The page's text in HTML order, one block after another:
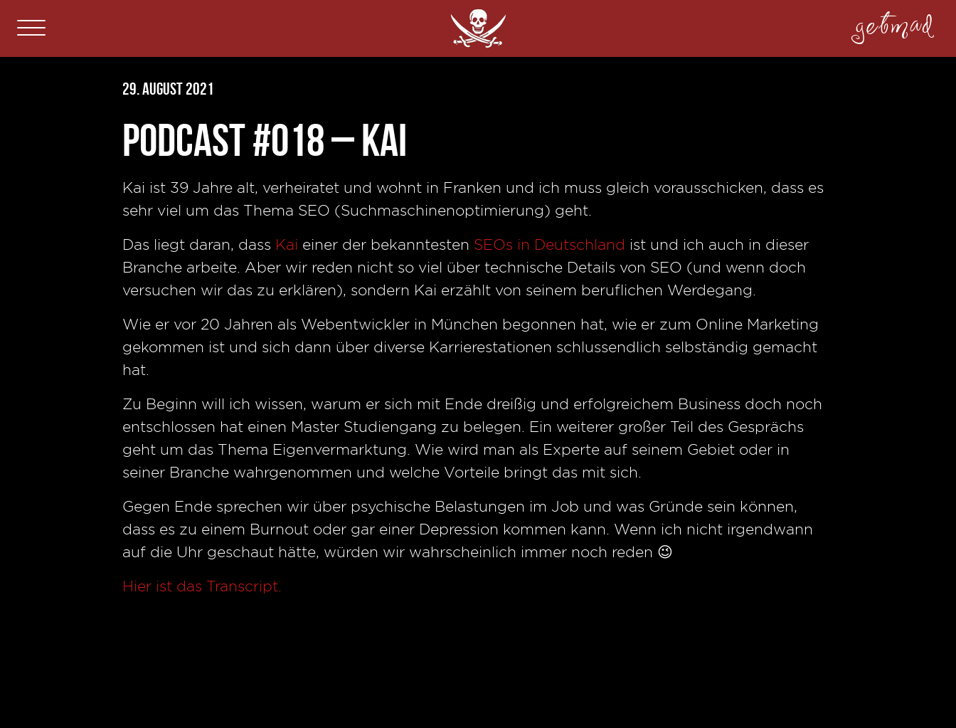
getmad
29. August 2021
Podcast #018 – Kai
Kai ist 39 Jahre alt, verheiratet und wohnt in Franken und ich muss gleich vorausschicken, dass es
sehr viel um das Thema SEO (Suchmaschinenoptimierung) geht.
Das liegt daran, dass Kai einer der bekanntesten SEOs in Deutschland ist und ich auch in dieser
Branche arbeite. Aber wir reden nicht so viel über technische Details von SEO (und wenn doch
versuchen wir das zu erklären), sondern Kai erzählt von seinem beruflichen Werdegang.
Wie er vor 20 Jahren als Webentwickler in München begonnen hat, wie er zum Online Marketing
gekommen ist und sich dann über diverse Karrierestationen schlussendlich selbständig gemacht
hat.
Zu Beginn will ich wissen, warum er sich mit Ende dreißig und erfolgreichem Business doch noch
entschlossen hat einen Master Studiengang zu belegen. Ein weiterer großer Teil des Gesprächs
geht um das Thema Eigenvermarktung. Wie wird man als Experte auf seinem Gebiet oder in
seiner Branche wahrgenommen und welche Vorteile bringt das mit sich.
Gegen Ende sprechen wir über psychische Belastungen im Job und was Gründe sein können,
dass es zu einem Burnout oder gar einer Depression kommen kann. Wenn ich nicht irgendwann
auf die Uhr geschaut hätte, würden wir wahrscheinlich immer noch reden 😉
Hier ist das Transcript.